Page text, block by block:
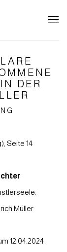
DER
Seite 14
Müller
12.04.2024